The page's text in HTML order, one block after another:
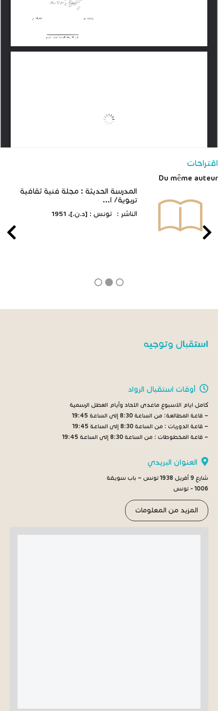
اقتراحات
Du même auteur
المدرسة الحديثة : مجلة فنية ثقافية
تربوية/ ا...
الناشر : تونس : [د.ن.]، 1951
استقبال وتوجيه
أوقات استقبال الرواد
كامل ايام الاسبوع ماعدى الاحاد وأيام العطل الرسمية
– قاعة المطالعة: من الساعة 8:30 إلى الساعة 19:45
– قاعة الدوريات : من الساعة 8:30 إلى الساعة 19:45
– قاعة المخطوطات : من الساعة 8:30 إلى الساعة 19:45
العنوان البريدي
شارع 9 أفريل 1938 تونس – باب سويقة
1006 - تونس
المزيد من المعلومات